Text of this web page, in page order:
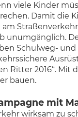
viele Kinder
Damit die
unumgänglich.
Schulweg-
Ritter 2016“.
bauen.
mit
wirksam zu